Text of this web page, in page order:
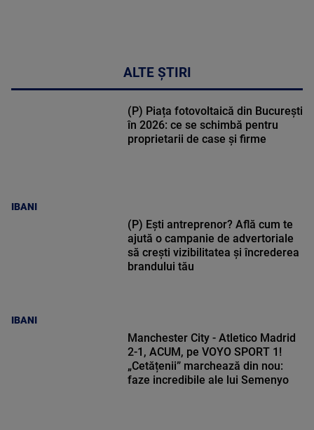
ALTE ȘTIRI
IBANI
(P) Piața fotovoltaică din București
în 2026: ce se schimbă pentru
proprietarii de case și firme
IBANI
(P) Ești antreprenor? Află cum te
ajută o campanie de advertoriale
să crești vizibilitatea și încrederea
brandului tău
Manchester City - Atletico Madrid
2-1, ACUM, pe VOYO SPORT 1!
„Cetățenii” marchează din nou:
faze incredibile ale lui Semenyo